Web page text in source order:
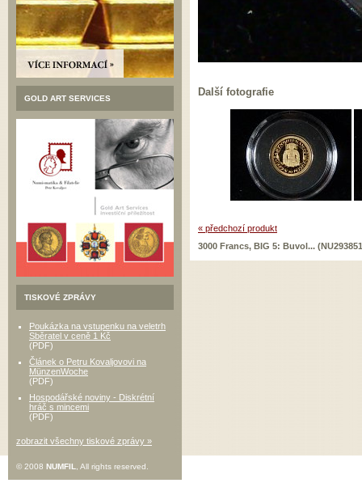
GOLD ART SERVICES
TISKOVÉ ZPRÁVY
Poukázka na vstupenku na veletrh
Sběratel v ceně 1 Kč
(PDF)
Článek o Petru Kovaljovovi na
MünzenWoche
(PDF)
Hospodářské noviny - Diskrétní
hráč s mincemi
(PDF)
zobrazit všechny tiskové zprávy »
Další fotografie
« předchozí produkt
3000 Francs, BIG 5: Buvol...
© 2008 NUMFIL , All rights reserved.